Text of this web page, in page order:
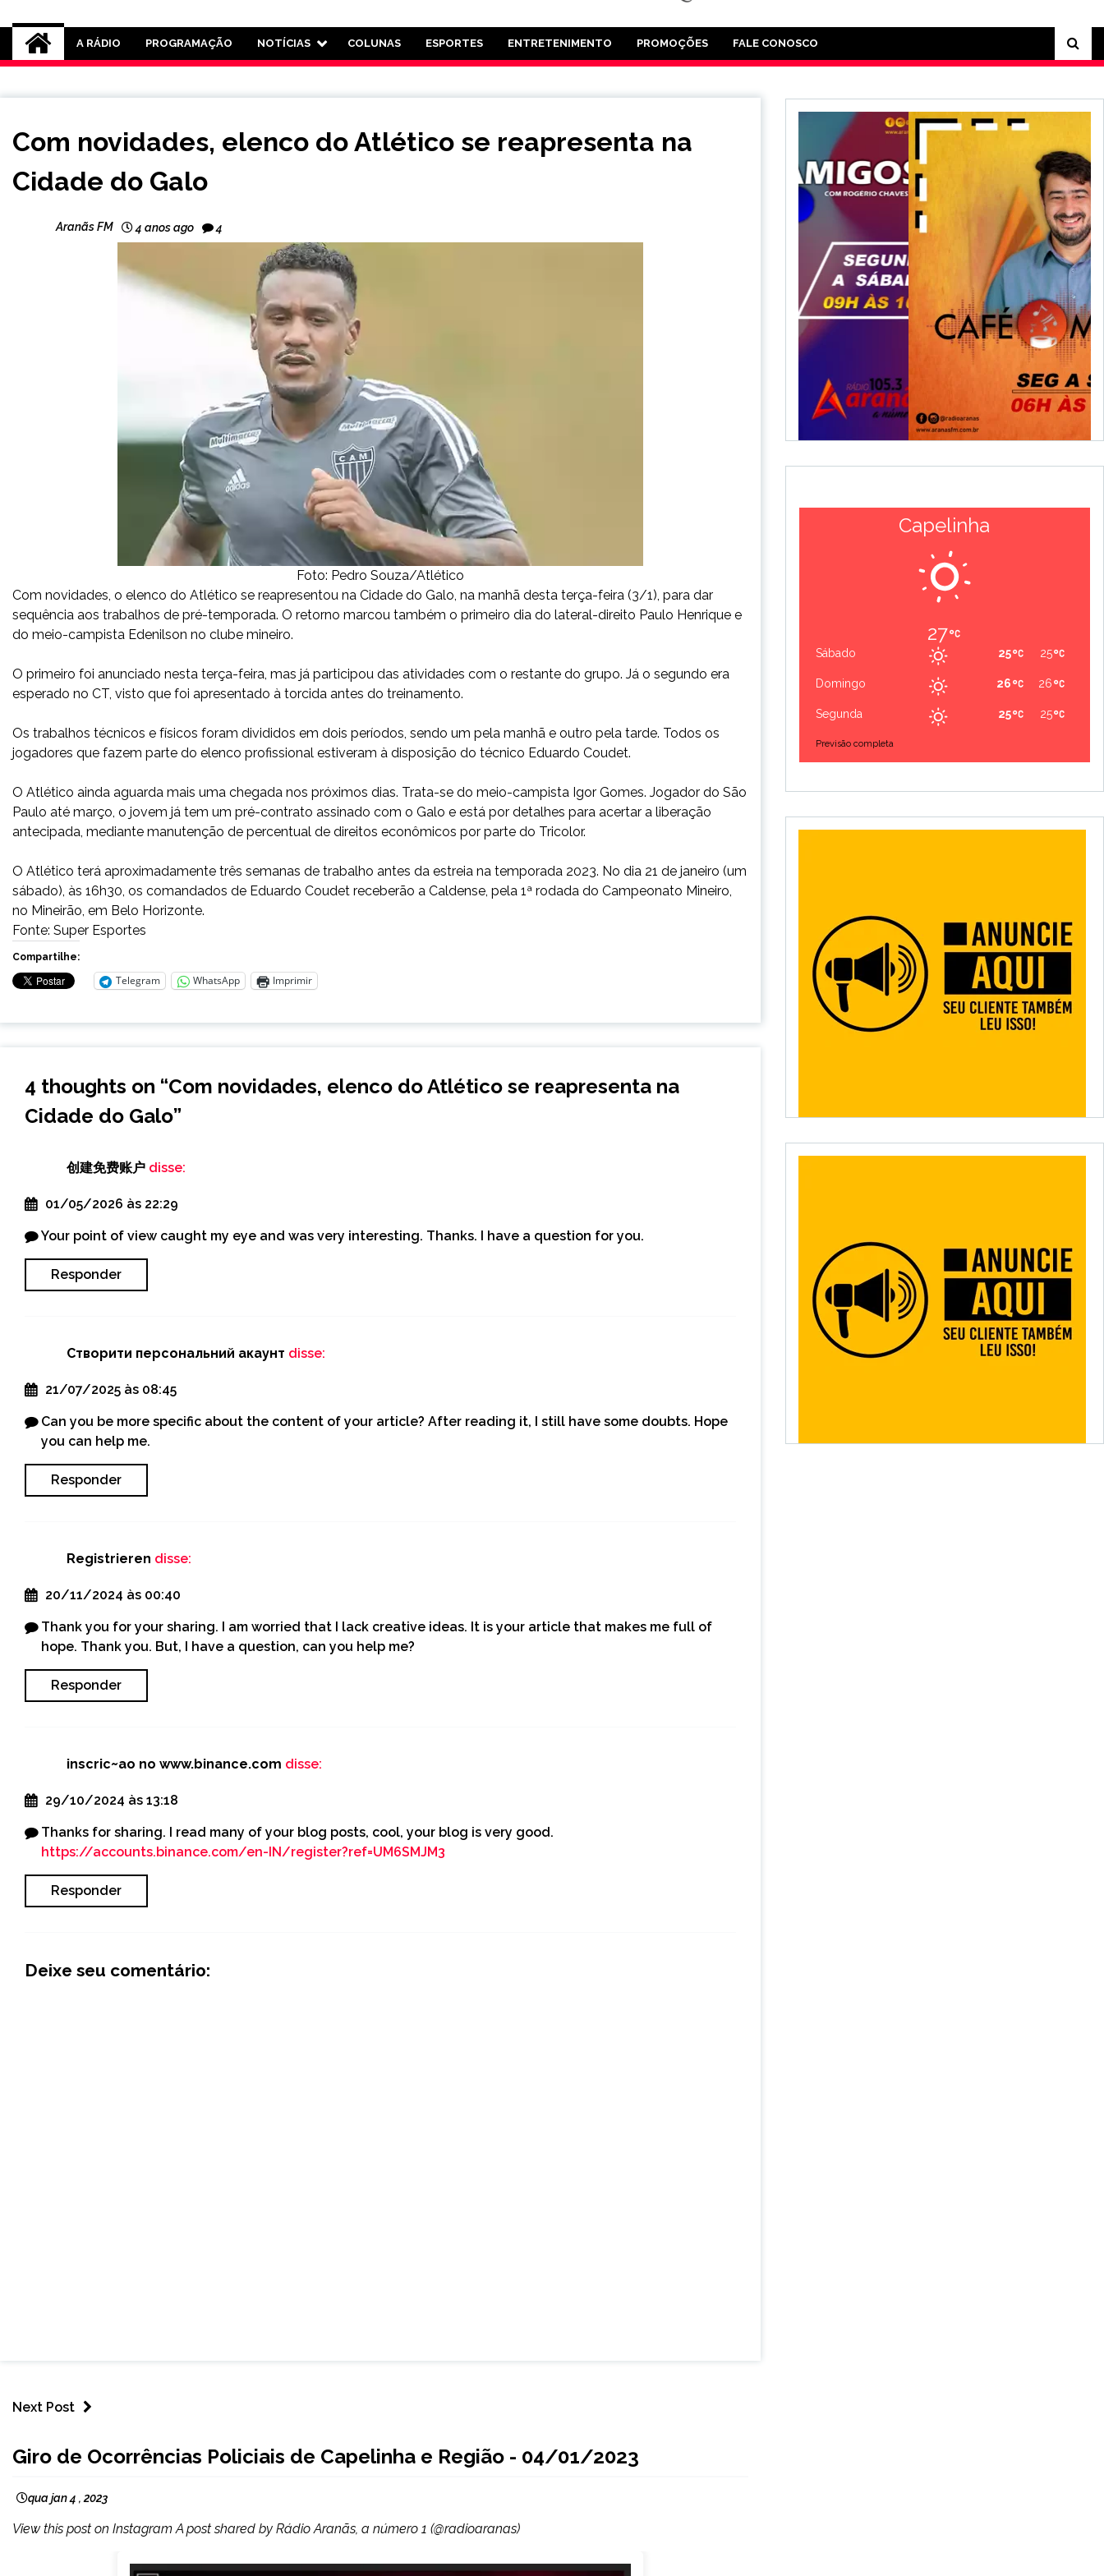
Rádio Aranãs 105.3
A RÁDIO PROGRAMAÇÃO NOTÍCIAS COLUNAS ESPORTES ENTRETENIMENTO PROMOÇÕES FALE CONOSCO
Com novidades, elenco do Atlético se reapresenta na
Cidade do Galo
Aranãs FM 4 anos ago 4
Foto: Pedro Souza/Atlético
Com novidades, o elenco do Atlético se reapresentou na Cidade do Galo, na manhã desta terça-feira (3/1), para dar
sequência aos trabalhos de pré-temporada. O retorno marcou também o primeiro dia do lateral-direito Paulo Henrique e
do meio-campista Edenilson no clube mineiro.
O primeiro foi anunciado nesta terça-feira, mas já participou das atividades com o restante do grupo. Já o segundo era
esperado no CT, visto que foi apresentado à torcida antes do treinamento.
Os trabalhos técnicos e físicos foram divididos em dois períodos, sendo um pela manhã e outro pela tarde. Todos os
jogadores que fazem parte do elenco profissional estiveram à disposição do técnico Eduardo Coudet.
O Atlético ainda aguarda mais uma chegada nos próximos dias. Trata-se do meio-campista Igor Gomes. Jogador do São
Paulo até março, o jovem já tem um pré-contrato assinado com o Galo e está por detalhes para acertar a liberação
antecipada, mediante manutenção de percentual de direitos econômicos por parte do Tricolor.
O Atlético terá aproximadamente três semanas de trabalho antes da estreia na temporada 2023. No dia 21 de janeiro (um
sábado), às 16h30, os comandados de Eduardo Coudet receberão a Caldense, pela 1ª rodada do Campeonato Mineiro,
no Mineirão, em Belo Horizonte.
Fonte: Super Esportes
Compartilhe:
Telegram WhatsApp Imprimir
4 thoughts on “Com novidades, elenco do Atlético se reapresenta na
Cidade do Galo”
创建免费账户 disse:
01/05/2026 às 22:29
Your point of view caught my eye and was very interesting. Thanks. I have a question for you.
Responder
Створити персональний акаунт disse:
21/07/2025 às 08:45
Can you be more specific about the content of your article? After reading it, I still have some doubts. Hope
you can help me.
Responder
Registrieren disse:
20/11/2024 às 00:40
Thank you for your sharing. I am worried that I lack creative ideas. It is your article that makes me full of
hope. Thank you. But, I have a question, can you help me?
Responder
inscric~ao no www.binance.com disse:
29/10/2024 às 13:18
Thanks for sharing. I read many of your blog posts, cool, your blog is very good.
https://accounts.binance.com/en-IN/register?ref=UM6SMJM3
Responder
Deixe seu comentário:
Next Post
NOTÍCIAS
Giro de Ocorrências Policiais de Capelinha e Região - 04/01/2023
qua jan 4 , 2023
View this post on Instagram A post shared by Rádio Aranãs, a número 1 (@radioaranas)
Capelinha
27
Sábado 25
25
Domingo 26
26
Segunda 25
25
Previsão completa